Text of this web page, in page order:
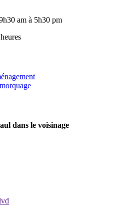
am à 5h30 pm
dans le voisinage